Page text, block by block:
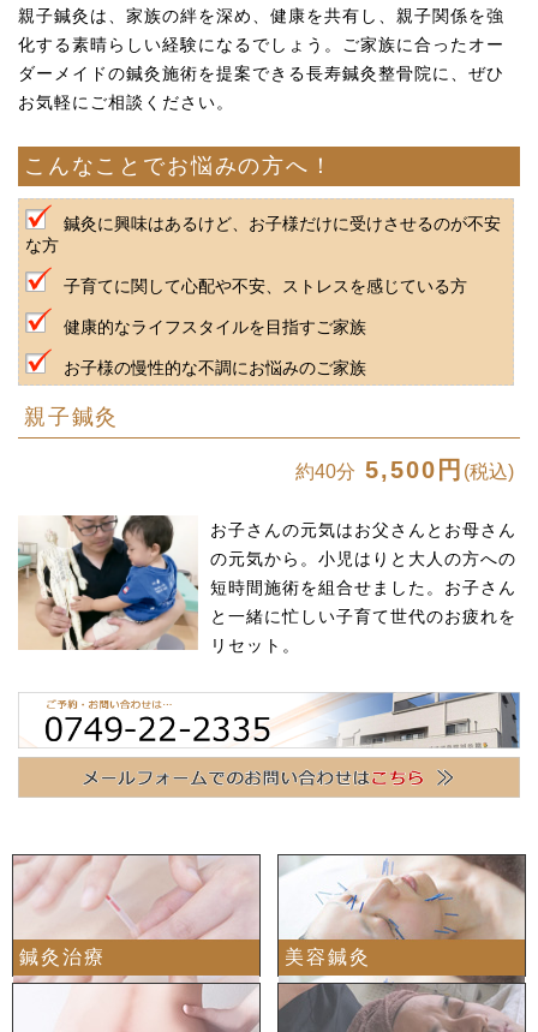
親子鍼灸は、家族の絆を深め、健康を共有し、親子関係を強
化する素晴らしい経験になるでしょう。ご家族に合ったオー
ダーメイドの鍼灸施術を提案できる長寿鍼灸整骨院に、ぜひ
お気軽にご相談ください。
こんなことでお悩みの方へ！
鍼灸に興味はあるけど、お子様だけに受けさせるのが不安
な方
子育てに関して心配や不安、ストレスを感じている方
健康的なライフスタイルを目指すご家族
お子様の慢性的な不調にお悩みのご家族
親子鍼灸
約40分 5,500円 (税込)
お子さんの元気はお父さんとお母さん
の元気から。小児はりと大人の方への
短時間施術を組合せました。お子さん
と一緒に忙しい子育て世代のお疲れを
リセット。
鍼灸治療 美容鍼灸